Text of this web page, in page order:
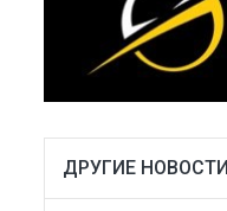
ДРУГИЕ НОВОСТИ